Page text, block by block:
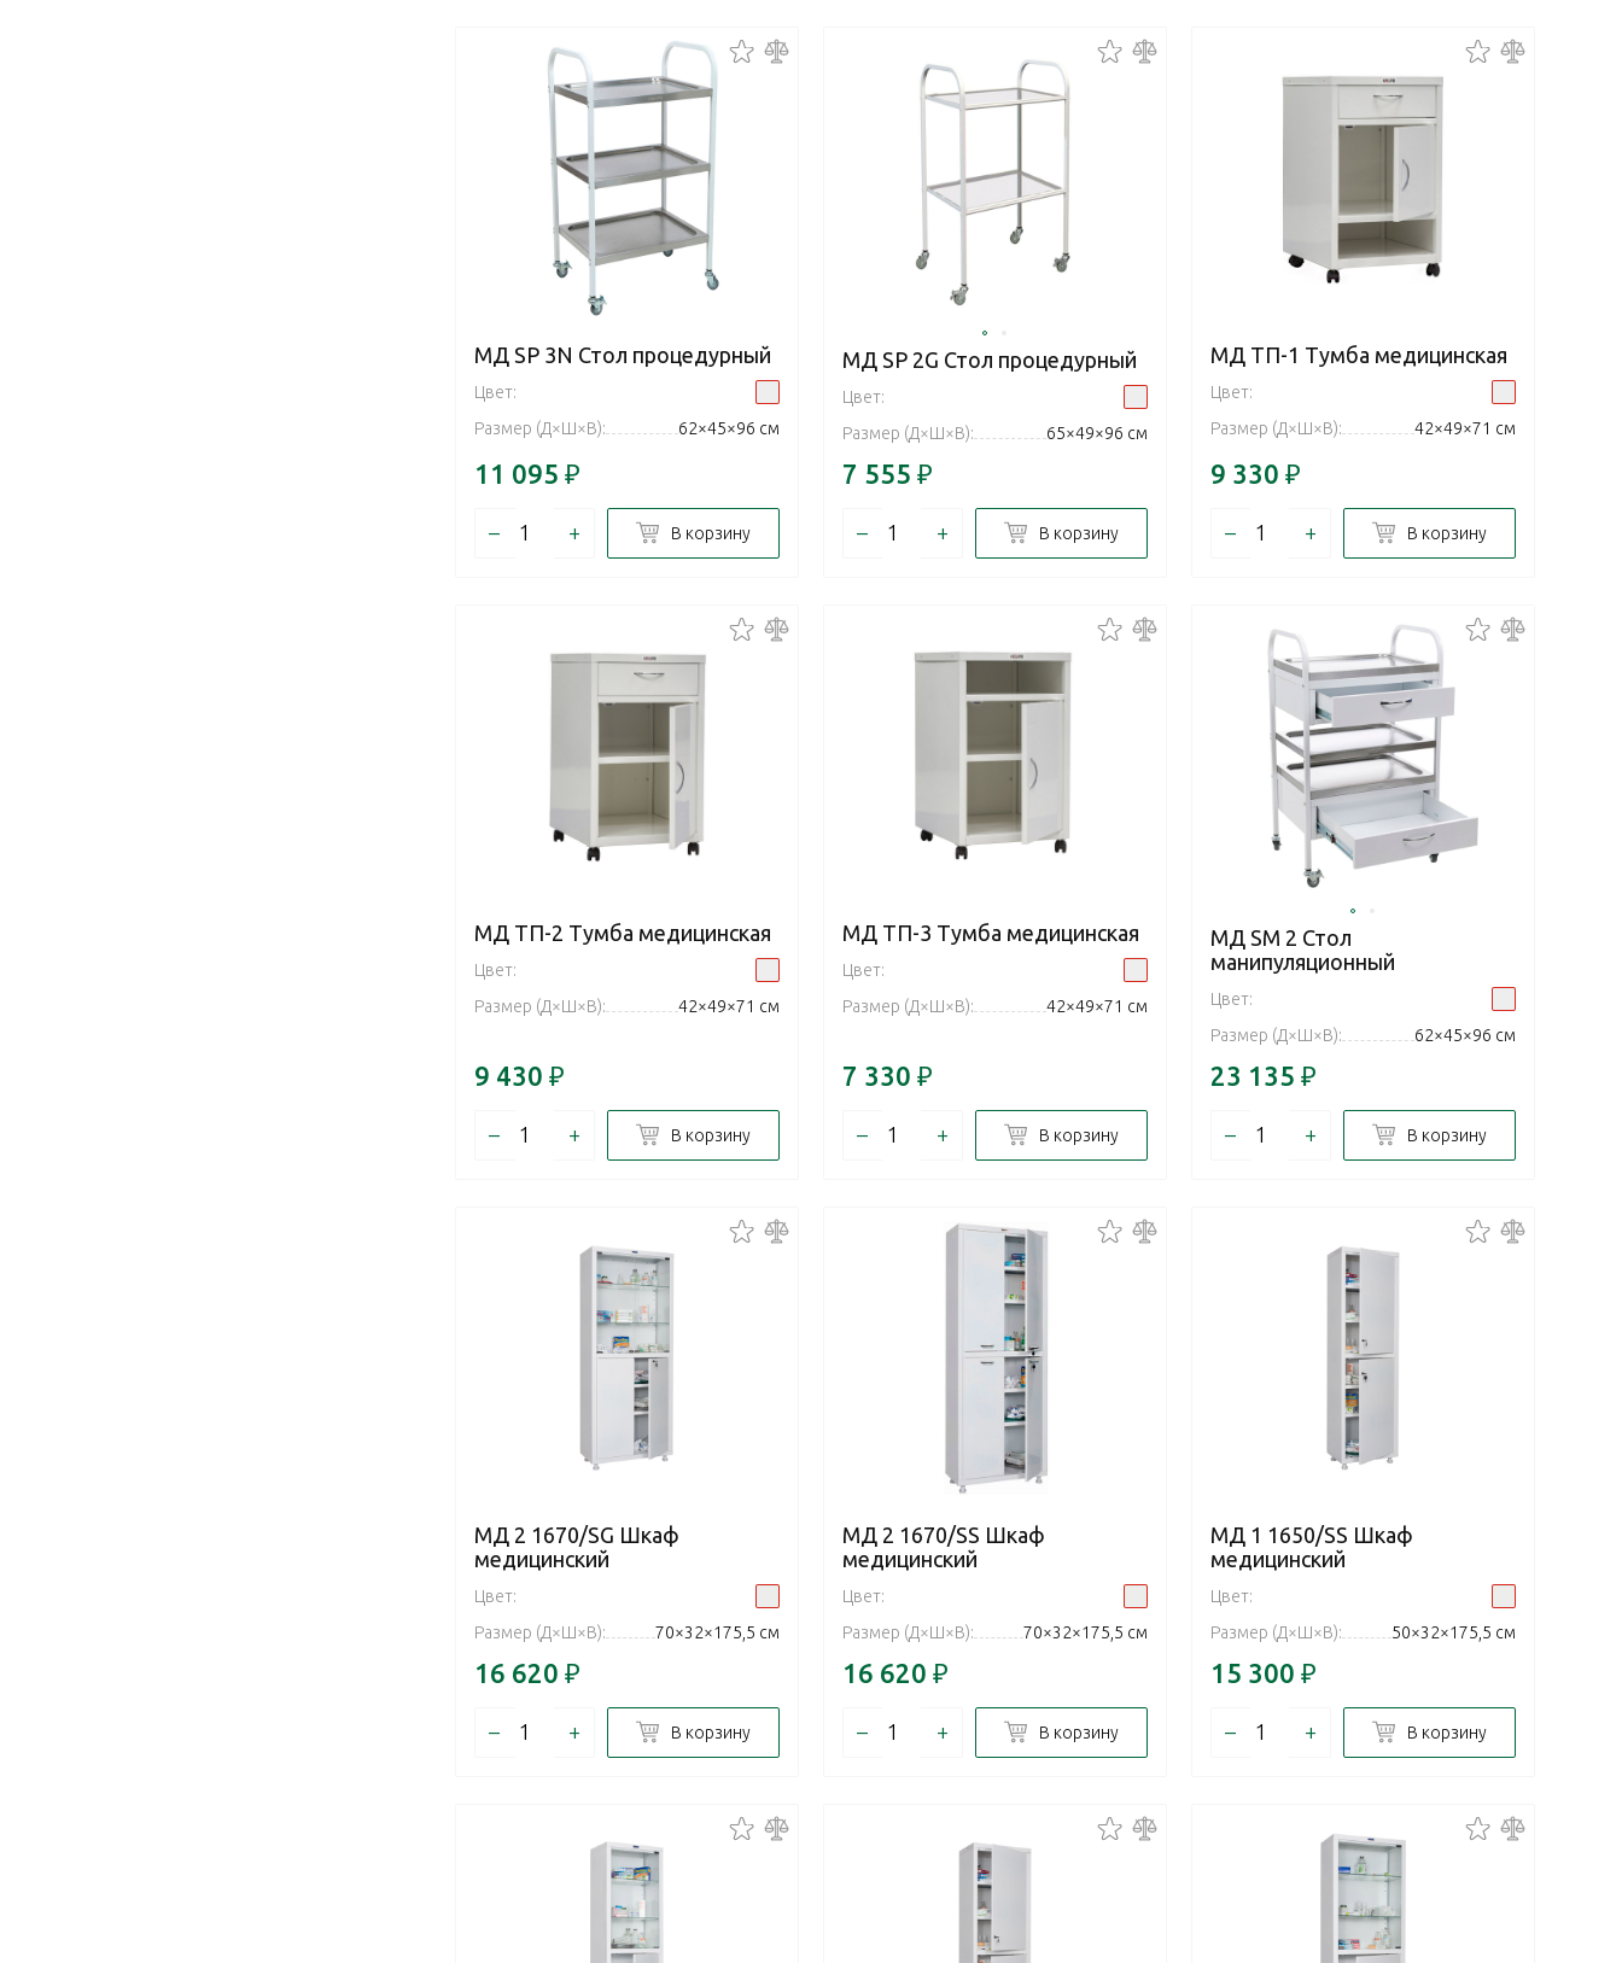
МД SP 3N Стол процедурный
Цвет:
Размер (Д×Ш×В):
62×45×96 см
11 095 ₽
– + В корзину
МД SP 2G Стол процедурный
Цвет:
Размер (Д×Ш×В):
65×49×96 см
7 555 ₽
– + В корзину
МД ТП-1 Тумба медицинская
Цвет:
Размер (Д×Ш×В):
42×49×71 см
9 330 ₽
– + В корзину
МД ТП-2 Тумба медицинская
Цвет:
Размер (Д×Ш×В):
42×49×71 см
9 430 ₽
– + В корзину
МД ТП-3 Тумба медицинская
Цвет:
Размер (Д×Ш×В):
42×49×71 см
7 330 ₽
– + В корзину
МД SM 2 Стол
манипуляционный
Цвет:
Размер (Д×Ш×В):
62×45×96 см
23 135 ₽
– + В корзину
МД 2 1670/SG Шкаф
медицинский
Цвет:
Размер (Д×Ш×В):
70×32×175,5 см
16 620 ₽
– + В корзину
МД 2 1670/SS Шкаф
медицинский
Цвет:
Размер (Д×Ш×В):
70×32×175,5 см
16 620 ₽
– + В корзину
МД 1 1650/SS Шкаф
медицинский
Цвет:
Размер (Д×Ш×В):
50×32×175,5 см
15 300 ₽
– + В корзину